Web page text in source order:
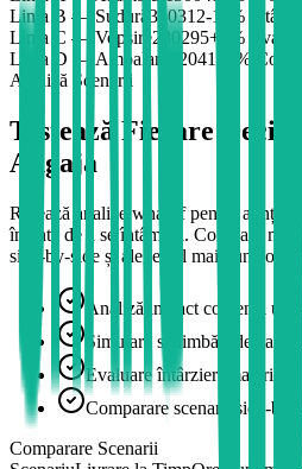
Linia B — Sudură 350312-11 %
Linia C — Vopsire280295+ %
Linia D — Ambalare
420418 %
Analiză Scenarii
Testează Fiecare
Angaja
Rulează analize what-if pentru a
înainte de a se întâmpla. Compară
side-by-side și alege cel mai bun
Analiză impact comenzi
Simulare schimbări de
Evaluare întârzieri materiale
Comparare scenarii side-
Comparare Scenarii